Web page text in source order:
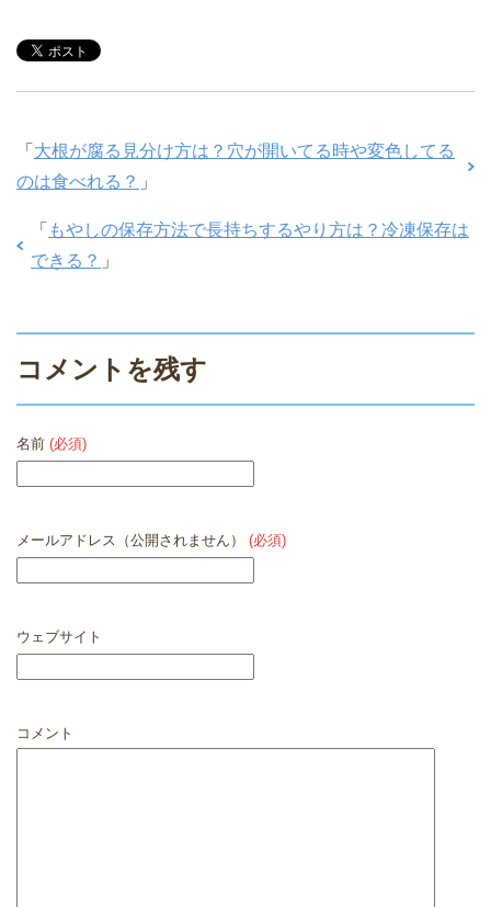
「 大根が腐る見分け方は？穴が開いてる時や変色してる
のは食べれる？ 」
「 もやしの保存方法で長持ちするやり方は？冷凍保存は
できる？ 」
コメントを残す
名前 (必須)
メールアドレス（公開されません） (必須)
ウェブサイト
コメント